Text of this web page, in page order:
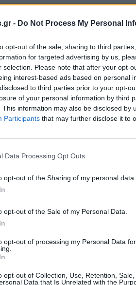
- Do Not Process My Personal
opt-out of the sale, sharing to third
for targeted advertising by us,
selection. Please note that after your opt-
interest-based ads based on personal
to third parties prior to your opt-
of your personal information by third
This information may also be disclosed by
Participants that may further disclose it to
Data Processing Opt Outs
opt-out of the Sharing of my personal data.
opt-out of the Sale of my Personal Data.
opt-out of processing my Personal Data
opt-out of Collection, Use, Retention,
Data that Is Unrelated with the
εξοικονόμηση στο
των εγκαταστάσεων.
τους πολίτες των όμορων
και επιπλέον πηγή εσόδων.
Σωματεία που χρησιμοποιούν